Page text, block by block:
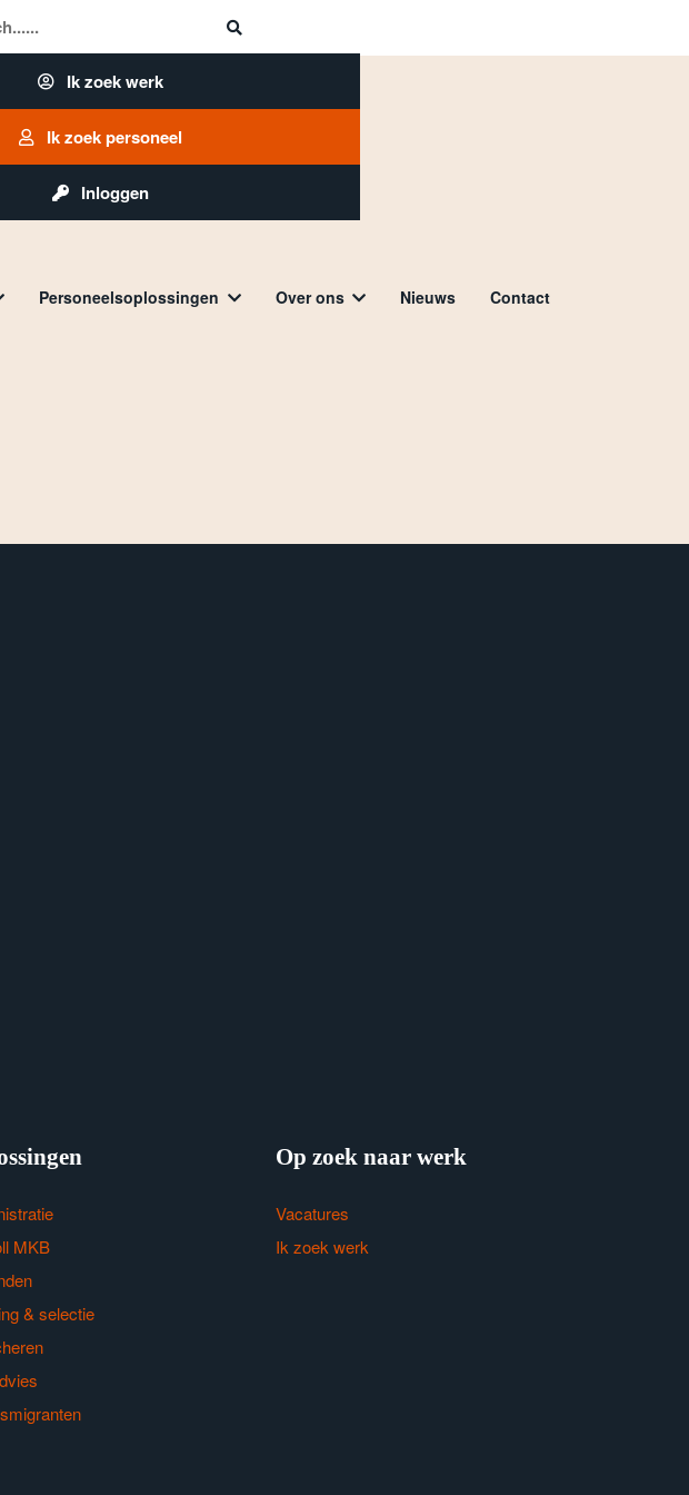
Ik zoek werk
Ik zoek personeel
Inloggen
Personeelsoplossingen Over ons Nieuws Contact
MKB
& selectie
Op zoek naar werk
Vacatures
Ik zoek werk